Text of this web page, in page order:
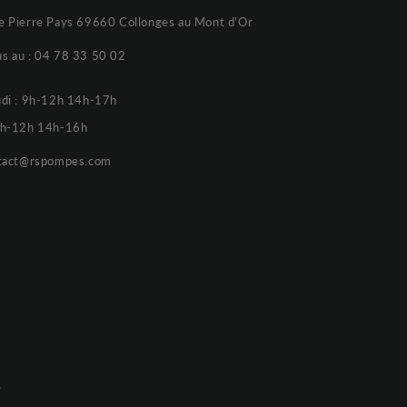
Pierre Pays 69660 Collonges au Mont d'Or
au :04 78 33 50 02
: 9h-12h 14h-17h
12h 14h-16h